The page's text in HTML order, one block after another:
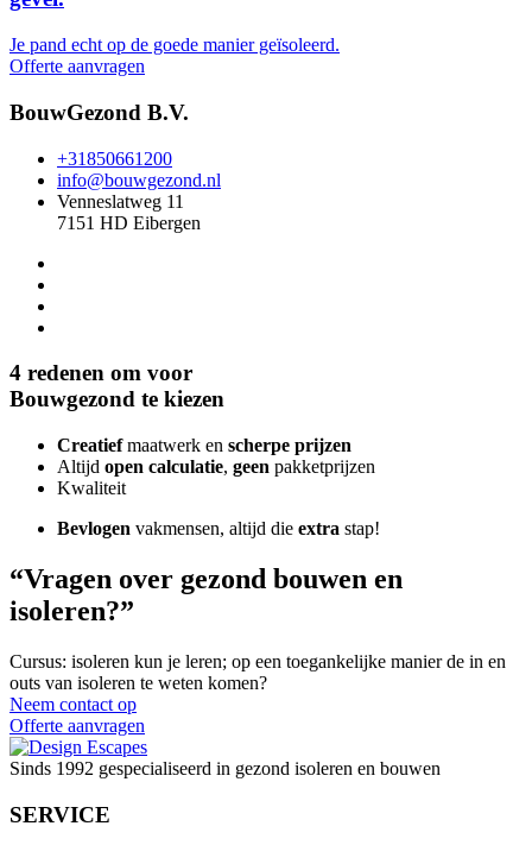
Je pand echt op de goede manier geïsoleerd.
Offerte aanvragen
BouwGezond B.V.
+31850661200
info@bouwgezond.nl
Venneslatweg 11
7151 HD Eibergen
4 redenen om voor
Bouwgezond te kiezen
Creatiefmaatwerk en scherpe prijzen
Altijd open calculatie, geen pakketprijzen
Kwaliteit
Bevlogen vakmensen, altijd die extra stap!
“Vragen over gezond bouwen en
isoleren?”
Cursus: isoleren kun je leren; op een toegankelijke manier de in en
outs van isoleren te weten komen?
Neem contact op
Offerte aanvragen
Sinds 1992 gespecialiseerd in gezond isoleren en bouwen
SERVICE